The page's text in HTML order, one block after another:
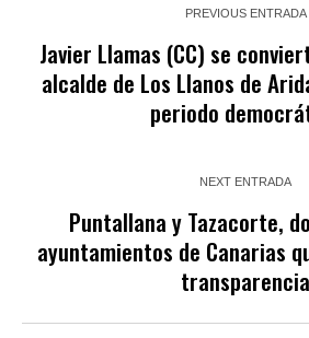
PREVIOUS ENTRADA
Javier Llamas (CC) se
alcalde de Los Llanos de
periodo
NEXT ENTRADA
Puntallana y Tazacorte,
ayuntamientos de Canarias
transparencia